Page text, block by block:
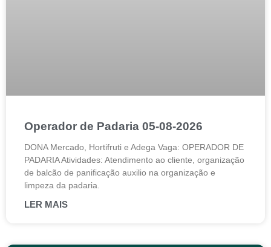
Operador de Padaria 05-08-2026
DONA Mercado, Hortifruti e Adega Vaga: OPERADOR DE
PADARIA Atividades: Atendimento ao cliente, organização
de balcão de panificação auxilio na organização e
limpeza da padaria.
LER MAIS